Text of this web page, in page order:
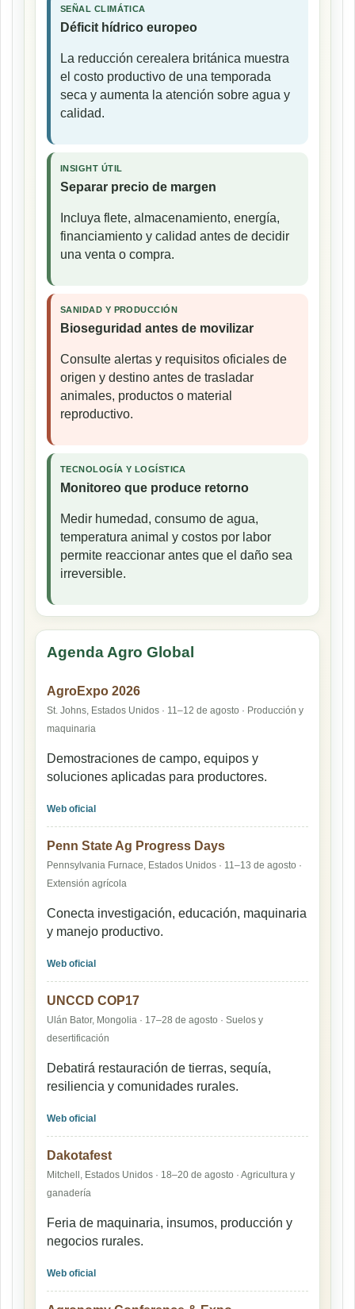
SEÑAL CLIMÁTICA
Déficit hídrico europeo
La reducción cerealera británica muestra
el costo productivo de una temporada
seca y aumenta la atención sobre agua y
calidad.
INSIGHT ÚTIL
Separar precio de margen
Incluya flete, almacenamiento, energía,
financiamiento y calidad antes de decidir
una venta o compra.
SANIDAD Y PRODUCCIÓN
Bioseguridad antes de movilizar
Consulte alertas y requisitos oficiales de
origen y destino antes de trasladar
animales, productos o material
reproductivo.
TECNOLOGÍA Y LOGÍSTICA
Monitoreo que produce retorno
Medir humedad, consumo de agua,
temperatura animal y costos por labor
permite reaccionar antes que el daño sea
irreversible.
Agenda Agro Global
AgroExpo 2026
St. Johns, Estados Unidos · 11–12 de agosto · Producción y
maquinaria
Demostraciones de campo, equipos y
soluciones aplicadas para productores.
Web oficial
Penn State Ag Progress Days
Pennsylvania Furnace, Estados Unidos · 11–13 de agosto ·
Extensión agrícola
Conecta investigación, educación, maquinaria
y manejo productivo.
Web oficial
UNCCD COP17
Ulán Bator, Mongolia · 17–28 de agosto · Suelos y
desertificación
Debatirá restauración de tierras, sequía,
resiliencia y comunidades rurales.
Web oficial
Dakotafest
Mitchell, Estados Unidos · 18–20 de agosto · Agricultura y
ganadería
Feria de maquinaria, insumos, producción y
negocios rurales.
Web oficial